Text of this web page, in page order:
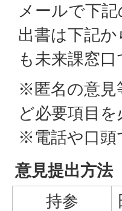
メールで下
出書は下記
も未来課窓
※匿名の意見
ど必要項目
※電話や口頭
意見提出方法
持参